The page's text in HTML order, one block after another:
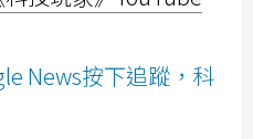
News按下追蹤，科